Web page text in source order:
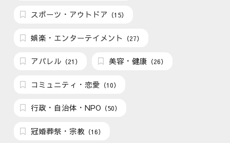
スポーツ・アウトドア （15）
娯楽・エンターテイメント （27）
アパレル （21） 美容・健康 （26）
コミュニティ・恋愛 （10）
行政・自治体・NPO （50）
冠婚葬祭・宗教 （16）